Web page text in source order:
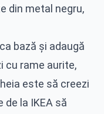
din metal negru,
bază și adaugă
cu rame aurite,
este să creezi
la IKEA să